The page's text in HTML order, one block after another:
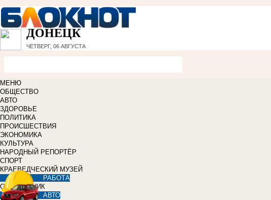
ДОНЕЦК
ЧЕТВЕРГ, 06 АВГУСТА
МЕНЮ
ОБЩЕСТВО
АВТО
ЗДОРОВЬЕ
ПОЛИТИКА
ПРОИСШЕСТВИЯ
ЭКОНОМИКА
КУЛЬТУРА
НАРОДНЫЙ РЕПОРТЁР
СПОРТ
КРАЕВЕДЧЕСКИЙ МУЗЕЙ
РАБОТА
СПРАВОЧНИК
АВТО